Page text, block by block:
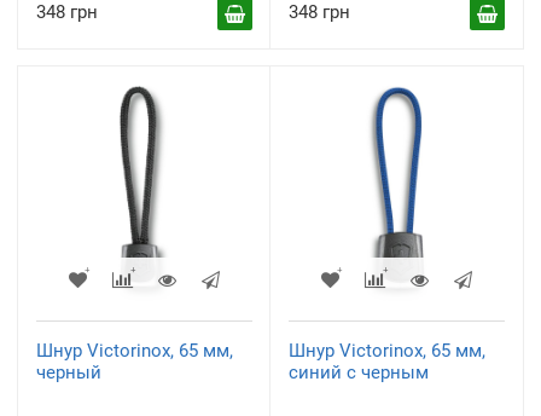
348 грн 348 грн
Шнур Victorinox, 65 мм,
черный
Шнур Victorinox, 65 мм,
синий с черным